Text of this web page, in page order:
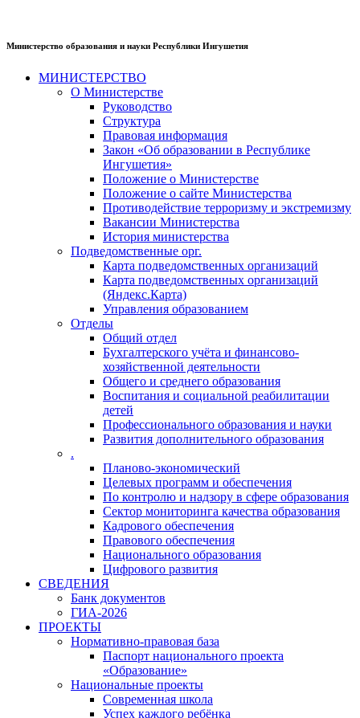
Министерство образования и науки Республики Ингушетия
МИНИСТЕРСТВО
О Министерстве
Руководство
Структура
Правовая информация
Закон «Об образовании в Республике
Ингушетия»
Положение о Министерстве
Положение о сайте Министерства
Противодействие терроризму и экстремизму
Вакансии Министерства
История министерства
Подведомственные орг.
Карта подведомственных организаций
Карта подведомственных организаций
(Яндекс.Карта)
Управления образованием
Отделы
Общий отдел
Бухгалтерского учёта и финансово-
хозяйственной деятельности
Общего и среднего образования
Воспитания и социальной реабилитации
детей
Профессионального образования и науки
Развития дополнительного образования
.
Планово-экономический
Целевых программ и обеспечения
По контролю и надзору в сфере образования
Сектор мониторинга качества образования
Кадрового обеспечения
Правового обеспечения
Национального образования
Цифрового развития
СВЕДЕНИЯ
Банк документов
ГИА-2026
ПРОЕКТЫ
Нормативно-правовая база
Паспорт национального проекта
«Образование»
Национальные проекты
Современная школа
Успех каждого ребёнка